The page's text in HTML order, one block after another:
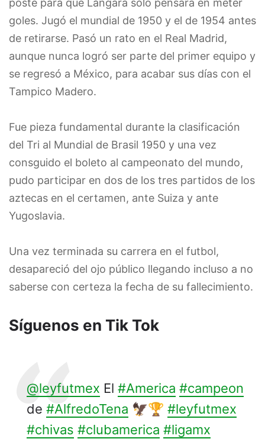
poste para que Lángara sólo pensara en meter
goles. Jugó el mundial de 1950 y el de 1954 antes
de retirarse. Pasó un rato en el Real Madrid,
aunque nunca logró ser parte del primer equipo y
se regresó a México, para acabar sus días con el
Tampico Madero.
Fue pieza fundamental durante la clasificación
del Tri al Mundial de Brasil 1950 y una vez
consguido el boleto al campeonato del mundo,
pudo participar en dos de los tres partidos de los
aztecas en el certamen, ante Suiza y ante
Yugoslavia.
Una vez terminada su carrera en el futbol,
desapareció del ojo público llegando incluso a no
saberse con certeza la fecha de su fallecimiento.
Síguenos en Tik Tok
@leyfutmex El #America #campeon
de #AlfredoTena 🦅🏆 #leyfutmex
#chivas #clubamerica #ligamx